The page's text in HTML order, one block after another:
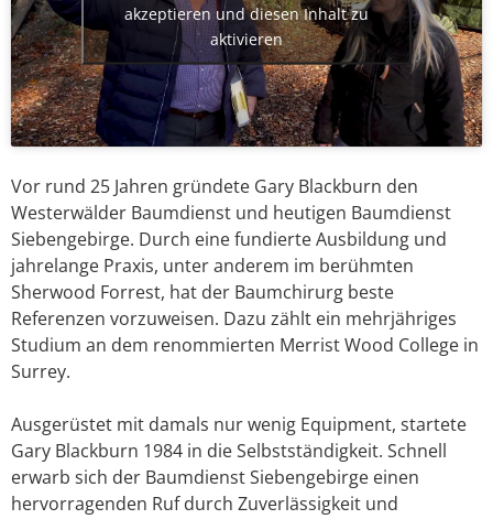
akzeptieren und diesen Inhalt zu
aktivieren
Vor rund 25 Jahren gründete Gary Blackburn den
Westerwälder Baumdienst und heutigen Baumdienst
Siebengebirge. Durch eine fundierte Ausbildung und
jahrelange Praxis, unter anderem im berühmten
Sherwood Forrest, hat der Baumchirurg beste
Referenzen vorzuweisen. Dazu zählt ein mehrjähriges
Studium an dem renommierten Merrist Wood College in
Surrey.
Ausgerüstet mit damals nur wenig Equipment, startete
Gary Blackburn 1984 in die Selbstständigkeit. Schnell
erwarb sich der Baumdienst Siebengebirge einen
hervorragenden Ruf durch Zuverlässigkeit und